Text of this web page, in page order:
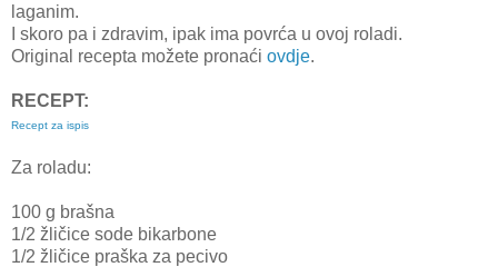
laganim.
I skoro pa i zdravim, ipak ima povrća u ovoj roladi.
Original recepta možete pronaći ovdje.
RECEPT:
Recept za ispis
Za roladu:
100 g brašna
1/2 žličice sode bikarbone
1/2 žličice praška za pecivo